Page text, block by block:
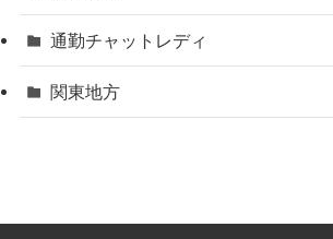
通勤チャットレディ
関東地方